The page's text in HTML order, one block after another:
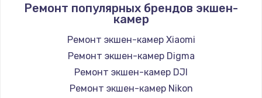
Ремонт популярных брендов экшен-
камер
Ремонт экшен-камер Xiaomi
Ремонт экшен-камер Digma
Ремонт экшен-камер DJI
Ремонт экшен-камер Nikon